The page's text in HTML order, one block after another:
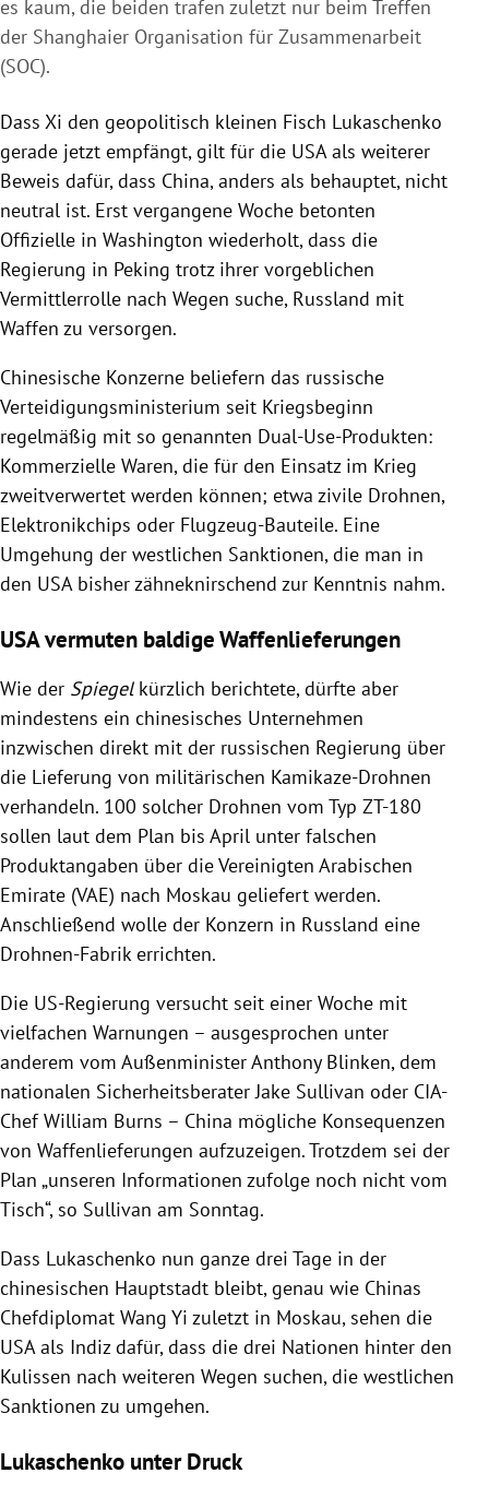
es kaum, die beiden trafen zuletzt nur beim Treffen
der Shanghaier Organisation für Zusammenarbeit
(SOC).
Dass Xi den geopolitisch kleinen Fisch Lukaschenko
gerade jetzt empfängt, gilt für die USA als weiterer
Beweis dafür, dass China, anders als behauptet, nicht
neutral ist. Erst vergangene Woche betonten
Offizielle in Washington wiederholt, dass die
Regierung in Peking trotz ihrer vorgeblichen
Vermittlerrolle nach Wegen suche, Russland mit
Waffen zu versorgen.
Chinesische Konzerne beliefern das russische
Verteidigungsministerium seit Kriegsbeginn
regelmäßig mit so genannten Dual-Use-Produkten:
Kommerzielle Waren, die für den Einsatz im Krieg
zweitverwertet werden können; etwa zivile Drohnen,
Elektronikchips oder Flugzeug-Bauteile. Eine
Umgehung der westlichen Sanktionen, die man in
den USA bisher zähneknirschend zur Kenntnis nahm.
USA vermuten baldige Waffenlieferungen
Wie der Spiegel kürzlich berichtete, dürfte aber
mindestens ein chinesisches Unternehmen
inzwischen direkt mit der russischen Regierung über
die Lieferung von militärischen Kamikaze-Drohnen
verhandeln. 100 solcher Drohnen vom Typ ZT-180
sollen laut dem Plan bis April unter falschen
Produktangaben über die Vereinigten Arabischen
Emirate (VAE) nach Moskau geliefert werden.
Anschließend wolle der Konzern in Russland eine
Drohnen-Fabrik errichten.
Die US-Regierung versucht seit einer Woche mit
vielfachen Warnungen – ausgesprochen unter
anderem vom Außenminister Anthony Blinken, dem
nationalen Sicherheitsberater Jake Sullivan oder CIA-
Chef William Burns – China mögliche Konsequenzen
von Waffenlieferungen aufzuzeigen. Trotzdem sei der
Plan „unseren Informationen zufolge noch nicht vom
Tisch“, so Sullivan am Sonntag.
Dass Lukaschenko nun ganze drei Tage in der
chinesischen Hauptstadt bleibt, genau wie Chinas
Chefdiplomat Wang Yi zuletzt in Moskau, sehen die
USA als Indiz dafür, dass die drei Nationen hinter den
Kulissen nach weiteren Wegen suchen, die westlichen
Sanktionen zu umgehen.
Lukaschenko unter Druck